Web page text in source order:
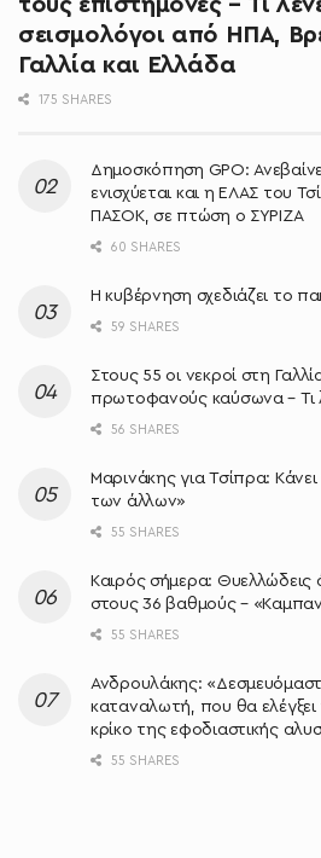
σεισμολόγοι από ΗΠΑ,
Γαλλία και Ελλάδα
175 SHARES
Δημοσκόπηση GPO:
ενισχύεται και η ΕΛΑΣ του
ΠΑΣΟΚ, σε πτώση ο ΣΥΡΙΖΑ
60 SHARES
Η κυβέρνηση σχεδιάζει το
59 SHARES
Στους 55 οι νεκροί στη
πρωτοφανούς καύσωνα – Τι
56 SHARES
Μαρινάκης για Τσίπρα:
των άλλων»
55 SHARES
Καιρός σήμερα: Θυελλώδεις
στους 36 βαθμούς –
55 SHARES
Ανδρουλάκης:
καταναλωτή, που θα ελέγξει
κρίκο της εφοδιαστικής
55 SHARES